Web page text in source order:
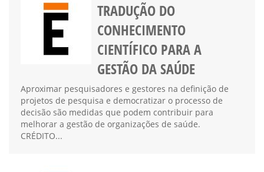
TRADUÇÃO DO
CONHECIMENTO
CIENTÍFICO PARA A
GESTÃO DA SAÚDE
Aproximar pesquisadores e gestores na definição de
projetos de pesquisa e democratizar o processo de
decisão são medidas que podem contribuir para
melhorar a gestão de organizações de saúde.
CRÉDITO...